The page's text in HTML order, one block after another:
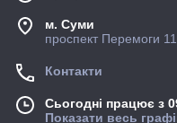
м. Суми
проспект Перемоги
Контакти
Сьогодні працює з
Показати весь